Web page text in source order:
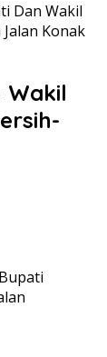
Dan Wakil
Konak
Wakil